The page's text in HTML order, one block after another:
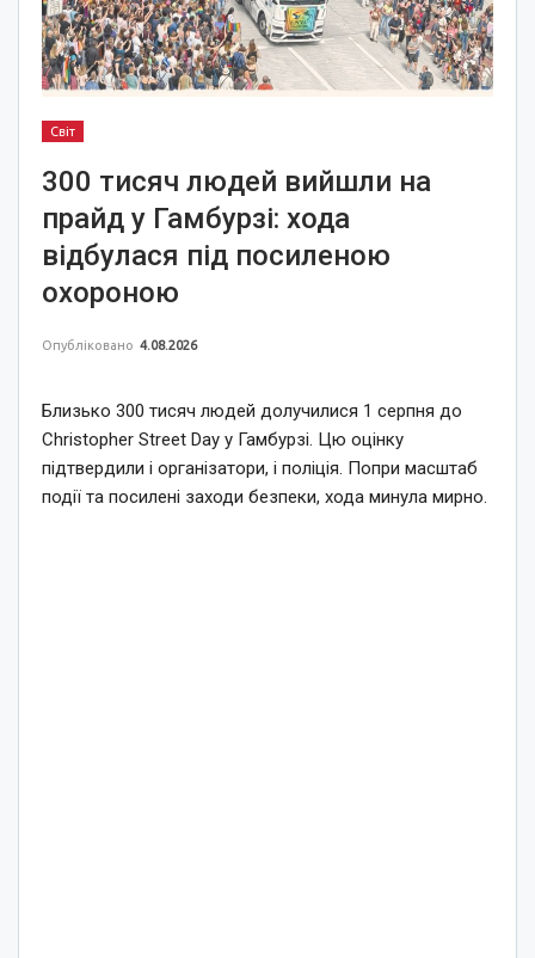
Світ
300 тисяч людей вийшли на
прайд у Гамбурзі: хода
відбулася під посиленою
охороною
Опубліковано 4.08.2026
Близько 300 тисяч людей долучилися 1 серпня до
Christopher Street Day у Гамбурзі. Цю оцінку
підтвердили і організатори, і поліція. Попри масштаб
події та посилені заходи безпеки, хода минула мирно.